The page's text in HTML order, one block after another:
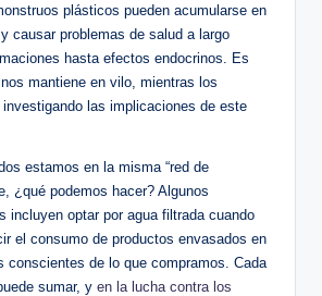
plásticos pueden acumularse en
causar problemas de salud a largo
hasta efectos endocrinos. Es
mantiene en vilo, mientras los
las implicaciones de este
estamos en la misma “red de
¿qué podemos hacer? Algunos
incluyen optar por agua filtrada cuando
el consumo de productos envasados en
conscientes de lo que compramos. Cada
sumar, y en la lucha contra los